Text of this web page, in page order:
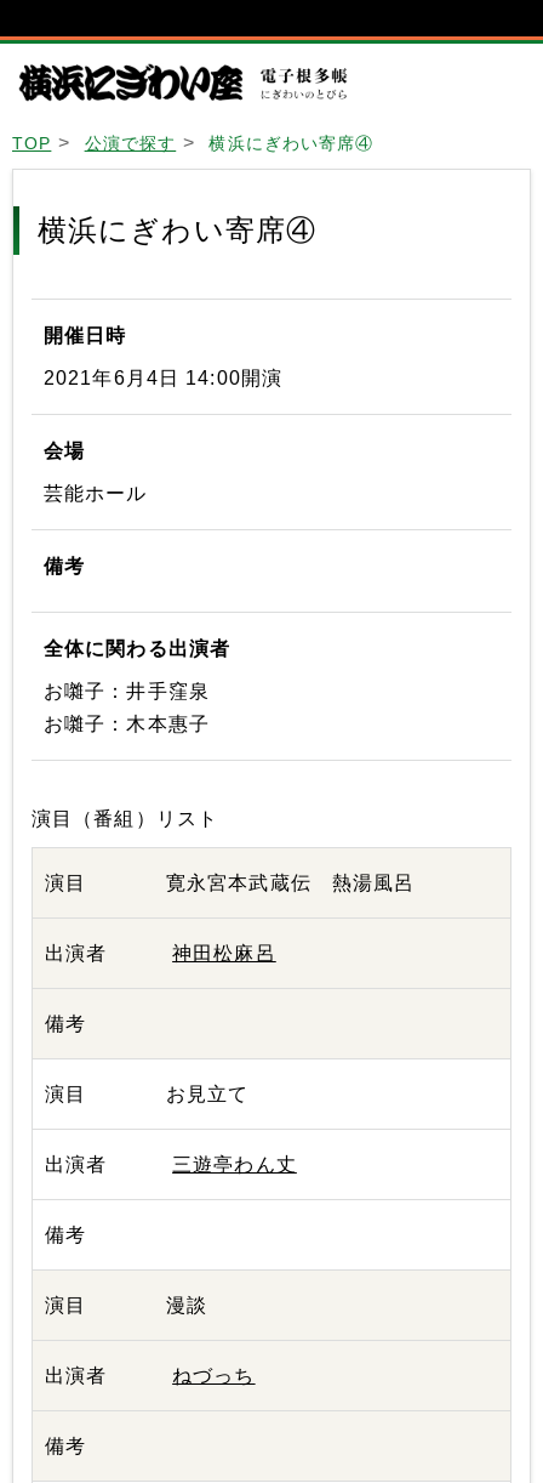
TOP 公演で探す 横浜にぎわい寄席④
横浜にぎわい寄席④
開催日時
2021年6月4日 14:00開演
会場
芸能ホール
備考
全体に関わる出演者
お囃子：井手窪泉
お囃子：木本惠子
演目（番組）リスト
寛永宮本武蔵伝 熱湯風呂
神田松麻呂
お見立て
三遊亭わん丈
漫談
ねづっち